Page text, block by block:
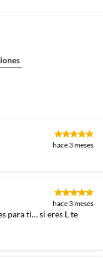
hace 3 meses
hace 3 meses
para ti… si eres L te